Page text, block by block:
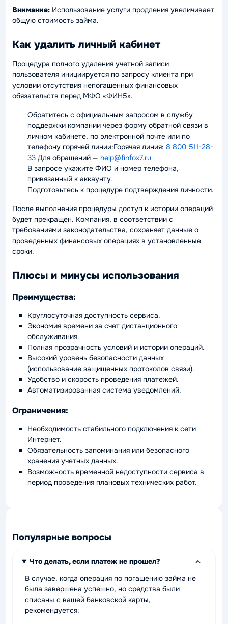
Внимание: Использование услуги продления увеличивает
общую стоимость займа.
Как удалить личный кабинет
Процедура полного удаления учетной записи
пользователя инициируется по запросу клиента при
условии отсутствия непогашенных финансовых
обязательств перед МФО «ФИН5».
Обратитесь с официальным запросом в службу
поддержки компании через форму обратной связи в
личном кабинете, по электронной почте или по
телефону горячей линии:Горячая линия: 8 800 511-28-
33 Для обращений — help@finfox7.ru
В запросе укажите ФИО и номер телефона,
привязанный к аккаунту.
Подготовьтесь к процедуре подтверждения личности.
После выполнения процедуры доступ к истории операций
будет прекращен. Компания, в соответствии с
требованиями законодательства, сохраняет данные о
проведенных финансовых операциях в установленные
сроки.
Плюсы и минусы использования
Преимущества:
Круглосуточная доступность сервиса.
Экономия времени за счет дистанционного
обслуживания.
Полная прозрачность условий и истории операций.
Высокий уровень безопасности данных
(использование защищенных протоколов связи).
Удобство и скорость проведения платежей.
Автоматизированная система уведомлений.
Ограничения:
Необходимость стабильного подключения к сети
Интернет.
Обязательность запоминания или безопасного
хранения учетных данных.
Возможность временной недоступности сервиса в
период проведения плановых технических работ.
Популярные вопросы
Что делать, если платеж не прошел?
В случае, когда операция по погашению займа не
была завершена успешно, но средства были
списаны с вашей банковской карты,
рекомендуется: